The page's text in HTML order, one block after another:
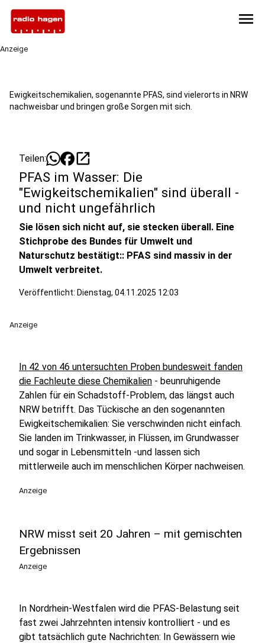
menu
Anzeige
Ewigkeitschemikalien, sogenannte PFAS, sind vielerorts in NRW
nachweisbar und bringen große Sorgen mit sich.
Teilen: open_in_new
PFAS im Wasser: Die
"Ewigkeitschemikalien" sind überall -
und nicht ungefährlich
Sie lösen sich nicht auf, sie stecken überall. Eine
Stichprobe des Bundes für Umwelt und
Naturschutz bestätigt:: PFAS sind massiv in der
Umwelt verbreitet.
Veröffentlicht: Dienstag, 04.11.2025 12:03
Anzeige
In 42 von 46 untersuchten Proben bundesweit fanden
die Fachleute diese Chemikalien - beunruhigende
Zahlen für ein Schadstoff-Problem, das längst auch
NRW betrifft. Das Tückische an den sogenannten
Ewigkeitschemikalien: Sie verschwinden nicht einfach.
Sie landen im Trinkwasser, in Flüssen, im Grundwasser
und sogar in Lebensmitteln -und lassen sich
mittlerweile auch im menschlichen Körper nachweisen.
Anzeige
NRW misst seit 20 Jahren – mit gemischten
Ergebnissen
Anzeige
In Nordrhein-Westfalen wird die PFAS-Belastung seit
fast zwei Jahrzehnten intensiv kontrolliert - und es
gibt tatsächlich gute Nachrichten: In Gewässern wie